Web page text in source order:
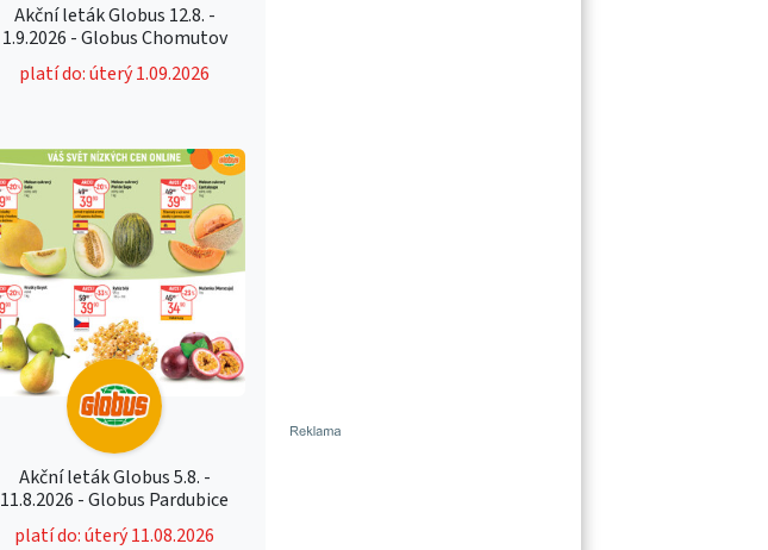
Akční leták Globus 12.8. -
1.9.2026 - Globus Chomutov
platí do: úterý 1.09.2026
Akční leták Globus 5.8. -
11.8.2026 - Globus Pardubice
platí do: úterý 11.08.2026